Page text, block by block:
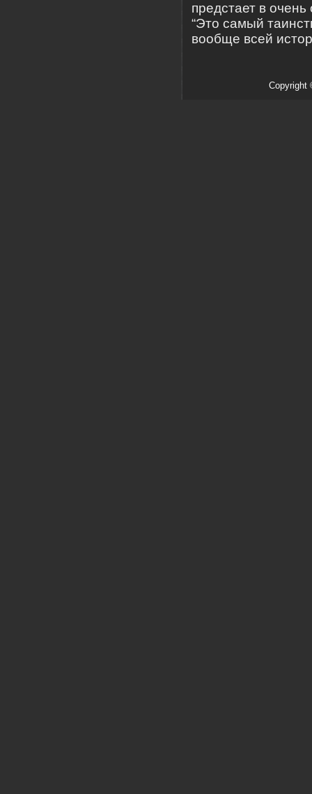
предстает в
“Это самый
вообще всей
Copyright